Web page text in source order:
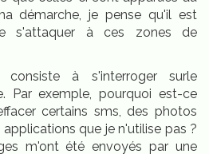
démarche, je pense qu'il est
s'attaquer à ces zones de
consiste à s'interroger surle
Par exemple, pourquoi est-ce
certains sms, des photos
que je n'utilise pas ?
m'ont été envoyés par une